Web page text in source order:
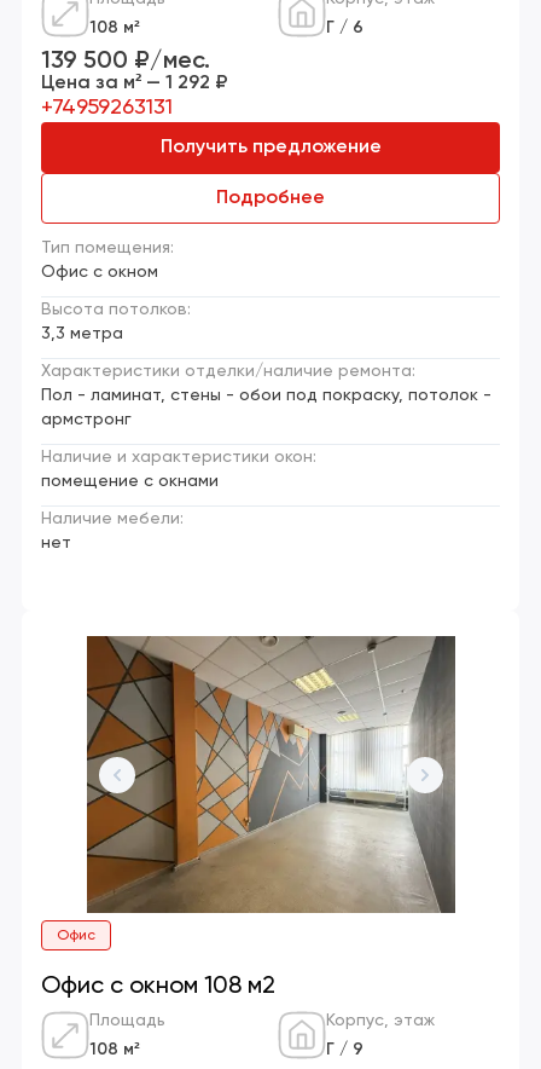
108 м²
Г / 6
Тип помещения:
Офис с окном
Высота потолков:
3,3 метра
Характеристики отделки/наличие ремонта:
Пол - ламинат, стены - обои под покраску, потолок -
армстронг
Наличие и характеристики окон:
помещение с окнами
Наличие мебели:
нет
139 500 ₽/мес.
Цена за м² — 1 292 ₽
+74959263131
Получить предложение
Подробнее
Офис
Офис с окном 108 м2
Площадь
108 м²
Корпус, этаж
Г / 9